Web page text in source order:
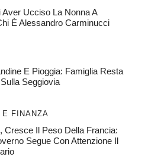
Ucciso La Nonna A
È Alessandro Carminucci
E Pioggia: Famiglia Resta
Seggiovia
E FINANZA
Cresce Il Peso Della Francia:
Segue Con Attenzione Il